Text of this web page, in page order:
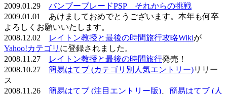
2009.01.29 バンブーブレードPSP それからの挑戦
2009.01.01 あけましておめでとうございます。本年も何卒
よろしくお願いいたします。
2008.12.02
レイトン教授と最後の時間旅行攻略Wikiが
Yahoo!カテゴリ に登録されました。
2008.11.27
レイトン教授と最後の時間旅行発売！
2008.10.27 簡易はてブ (カテゴリ別人気エントリー)リリー
ス
2008.11.26 簡易はてブ (注目エントリー版)
簡易はてブ (人